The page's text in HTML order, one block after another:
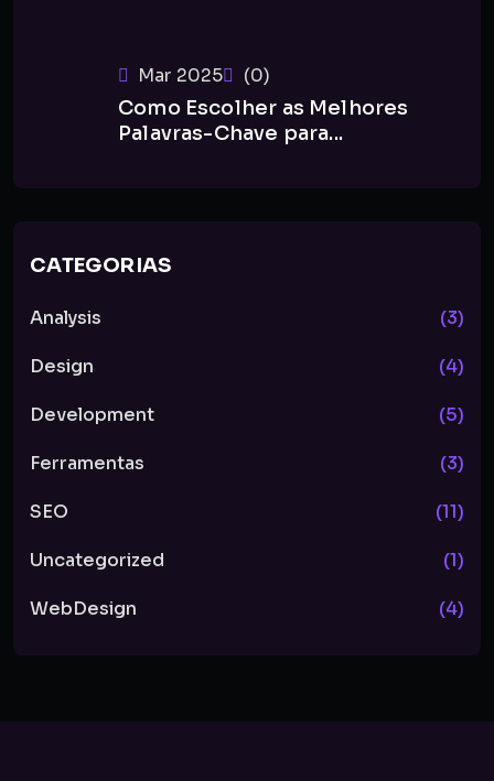
Mar 2025 (0)
Como Escolher as Melhores
Palavras-Chave para...
CATEGORIAS
Analysis (3)
Design (4)
Development (5)
Ferramentas (3)
SEO (11)
Uncategorized (1)
WebDesign (4)